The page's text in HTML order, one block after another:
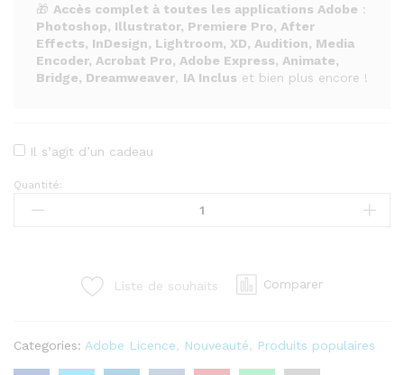
🎁 Accès complet à toutes les applications Adobe :
Photoshop, Illustrator, Premiere Pro, After
Effects, InDesign, Lightroom, XD, Audition, Media
Encoder, Acrobat Pro, Adobe Express, Animate,
Bridge, Dreamweaver, IA Inclus et bien plus encore !
Il s’agit d’un cadeau
Abonnement
Adobe
(1
an)
Quantité:
Liste de souhaits Comparer
Categories: Adobe Licence Nouveauté Produits populaires